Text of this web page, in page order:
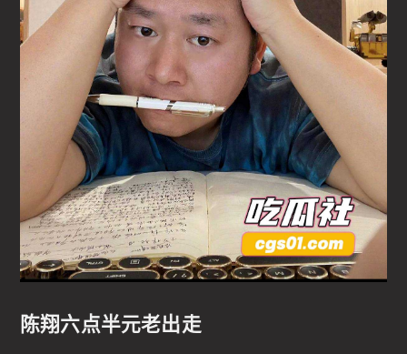
陈翔六点半元老出走